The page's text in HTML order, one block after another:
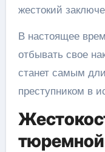
жестокий
В настоящее
отбывать свое
станет самым
преступником в